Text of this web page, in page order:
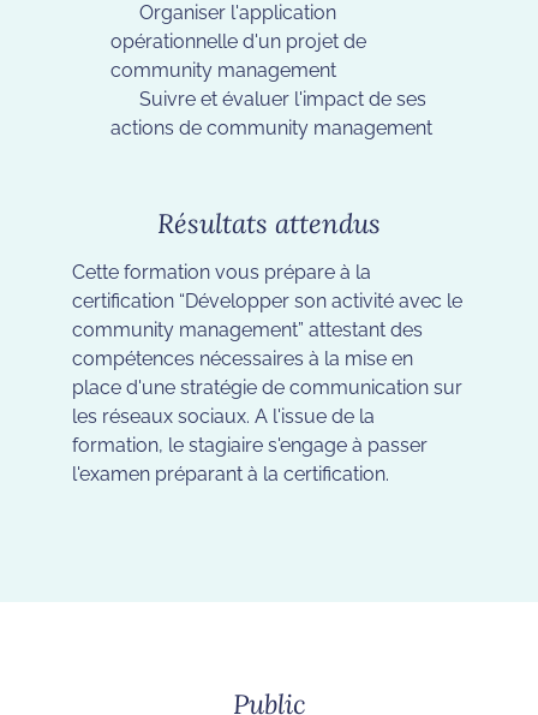
Organiser l'application
opérationnelle d'un projet de
community management
Suivre et évaluer l'impact de ses
actions de community management
Résultats attendus
Cette formation vous prépare à la
certification “Développer son activité avec le
community management” attestant des
compétences nécessaires à la mise en
place d'une stratégie de communication sur
les réseaux sociaux. A l'issue de la
formation, le stagiaire s'engage à passer
l'examen préparant à la certification.
Public